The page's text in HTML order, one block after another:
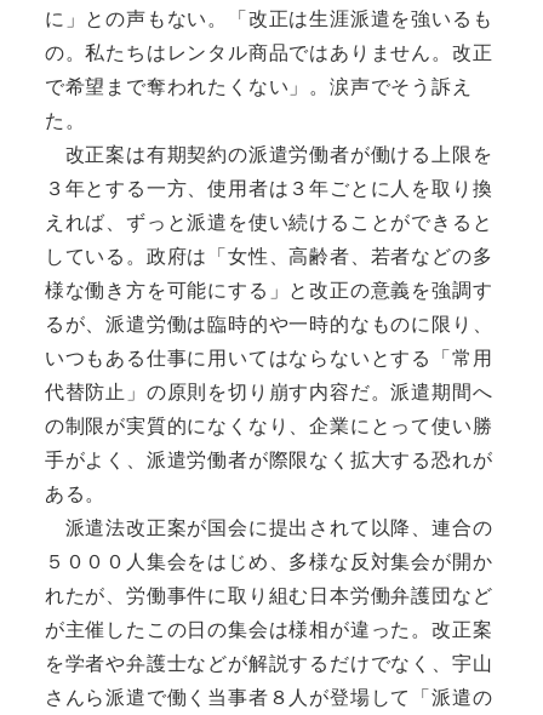
に」との声もない。「改正は生涯派遣を強いるも
の。私たちはレンタル商品ではありません。改正
で希望まで奪われたくない」。涙声でそう訴え
た。
改正案は有期契約の派遣労働者が働ける上限を
３年とする一方、使用者は３年ごとに人を取り換
えれば、ずっと派遣を使い続けることができると
している。政府は「女性、高齢者、若者などの多
様な働き方を可能にする」と改正の意義を強調す
るが、派遣労働は臨時的や一時的なものに限り、
いつもある仕事に用いてはならないとする「常用
代替防止」の原則を切り崩す内容だ。派遣期間へ
の制限が実質的になくなり、企業にとって使い勝
手がよく、派遣労働者が際限なく拡大する恐れが
ある。
派遣法改正案が国会に提出されて以降、連合の
５０００人集会をはじめ、多様な反対集会が開か
れたが、労働事件に取り組む日本労働弁護団など
が主催したこの日の集会は様相が違った。改正案
を学者や弁護士などが解説するだけでなく、宇山
さんら派遣で働く当事者８人が登場して「派遣の